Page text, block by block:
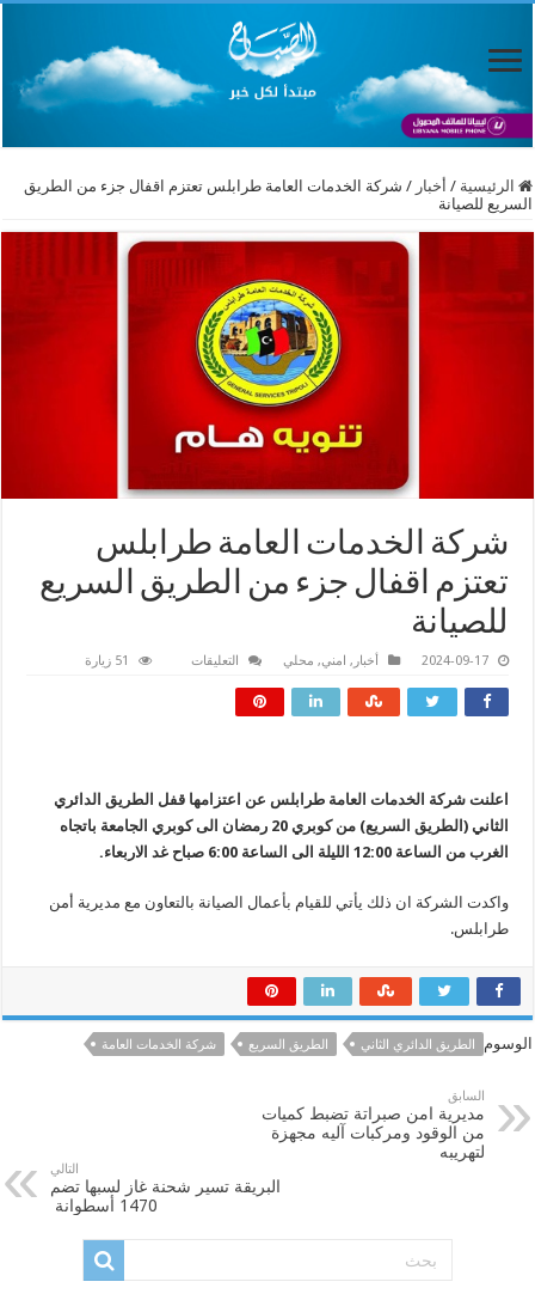
الرئيسية / أخبار / شركة الخدمات العامة طرابلس تعتزم اقفال جزء من الطريق
السريع للصيانة
شركة الخدمات العامة طرابلس
تعتزم اقفال جزء من الطريق السريع
للصيانة
2024-09-17 أخبار , امني, محلي التعليقات
الطريق
للصيانة
مغلقة
51 زيارة
اعلنت شركة الخدمات العامة طرابلس عن اعتزامها قفل الطريق الدائري
الثاني (الطريق السريع) من كوبري 20 رمضان الى كوبري الجامعة باتجاه
الغرب من الساعة 12:00 الليلة الى الساعة 6:00 صباح غد الاربعاء.
واكدت الشركة ان ذلك يأتي للقيام بأعمال الصيانة بالتعاون مع مديرية أمن
طرابلس.
الوسوم الطريق الدائري الثاني الطريق السريع شركة الخدمات العامة
السابق
مديرية امن صبراتة تضبط كميات
من الوقود ومركبات آليه مجهزة
لتهريبه
التالي
البريقة تسير شحنة غاز لسبها تضم
1470 أسطوانة